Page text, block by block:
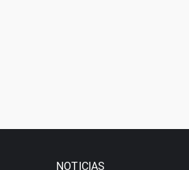
NOTICIAS